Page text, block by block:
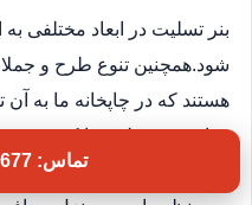
بنر تسلیت در ابعاد مختلفی
شود.همچنین تنوع طرح و
هستند که در چاپخانه ما به آن
بتوانید بنر تسلیتی با کیفیت
این ترتیب بدون اتلاف وقت و
تماس: tel:09304640677